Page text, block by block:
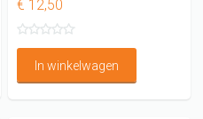
€ 12,50
In winkelwagen